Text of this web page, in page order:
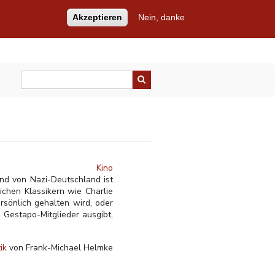
Akzeptieren Nein, danke
Kino
von Nazi-Deutschland ist
Klassikern wie Charlie
gehalten wird, oder
Mitglieder ausgibt,
von Frank-Michael Helmke